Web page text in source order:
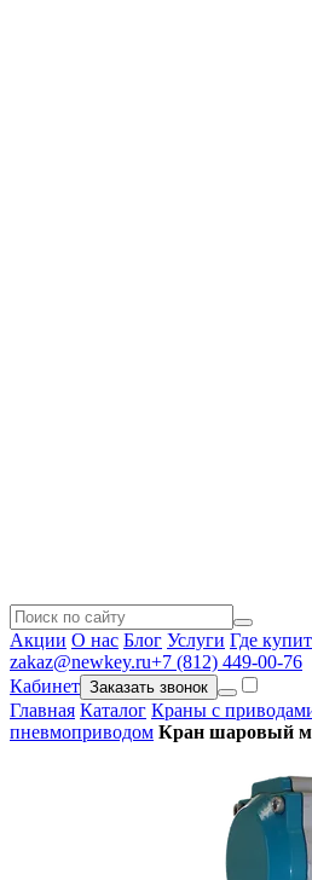
Акции О нас Блог Услуги Где
zakaz@newkey.ru+7 (812) 449-00-76
Кабинет Заказать звонок
Главная Каталог Краны с
пневмоприводом Кран шаровый